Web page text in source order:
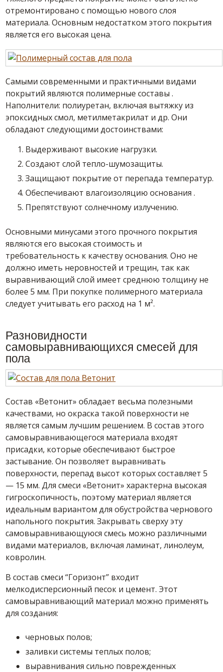
отремонтировано с помощью нового слоя
материала. Основным недостатком этого покрытия
является его высокая цена.
Самыми современными и практичными видами
покрытий являются полимерныесоставы .
Наполнители: полиуретан, включая вытяжку из
эпоксидных смол, метилметакрилат и др. Они
обладают следующими достоинствами:
Выдерживают высокие нагрузки.
Создают слой тепло-шумозащиты.
Защищают покрытие от перепада температур.
Обеспечивают влагоизоляциюоснования .
Препятствуют солнечному излучению.
Основными минусами этого прочного покрытия
являются его высокая стоимость и
требовательность к качествуоснования. Оно не
должно иметь неровностей и трещин, так как
выравнивающий слой имеет среднюю толщину не
более 5 мм. При покупке полимерного материала
следует учитывать его расход на 1 м².
Разновидности
самовыравнивающихся смесей для
пола
Состав «Ветонит» обладает весьма полезными
качествами, но окраска такой поверхности не
является самым лучшим решением. Всостав этого
самовыравнивающегося материала входят
присадки, которые обеспечивают быстрое
застывание. Он позволяет выравнивать
поверхности, перепад высот которых составляет 5
— 15 мм. Длясмеси «Ветонит» характерна высокая
гигроскопичность, поэтому материал является
идеальным вариантом для обустройства чернового
напольного покрытия. Закрывать сверху эту
самовыравнивающуюся смесь можно различными
видами материалов, включая ламинат, линолеум,
ковролин.
Всостав смеси “Горизонт” входит
мелкодисперсионный песок и цемент. Этот
самовыравнивающий материал можно применять
для создания:
черновых полов;
заливки системы теплых полов;
выравнивания сильно поврежденных